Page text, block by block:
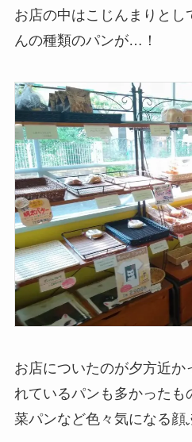
お店の中はこじんまりとし
んの種類のパンが…！
お店についたのが夕方近か
れているパンも多かったも
菜パンなど色々気になる顔